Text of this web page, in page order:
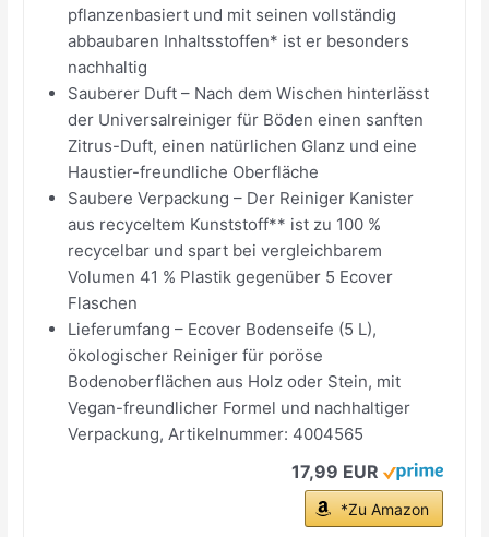
pflanzenbasiert und mit seinen vollständig
abbaubaren Inhaltsstoffen* ist er besonders
nachhaltig
Sauberer Duft – Nach dem Wischen hinterlässt
der Universalreiniger für Böden einen sanften
Zitrus-Duft, einen natürlichen Glanz und eine
Haustier-freundliche Oberfläche
Saubere Verpackung – Der Reiniger Kanister
aus recyceltem Kunststoff** ist zu 100 %
recycelbar und spart bei vergleichbarem
Volumen 41 % Plastik gegenüber 5 Ecover
Flaschen
Lieferumfang – Ecover Bodenseife (5 L),
ökologischer Reiniger für poröse
Bodenoberflächen aus Holz oder Stein, mit
Vegan-freundlicher Formel und nachhaltiger
Verpackung, Artikelnummer: 4004565
17,99 EUR
*Zu Amazon